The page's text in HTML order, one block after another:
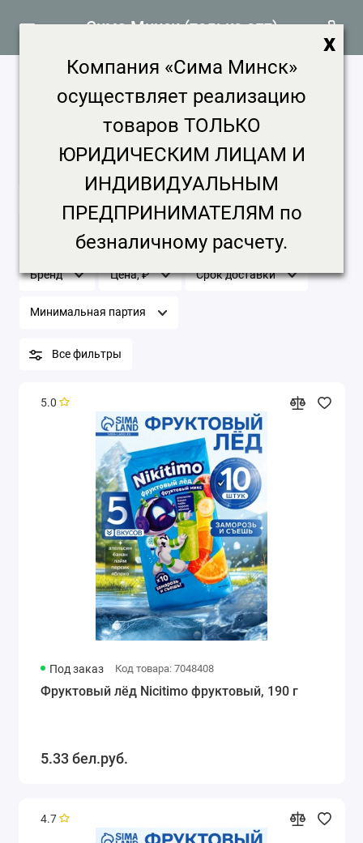
Сима Минск (только опт)
Безалкогольные напитки продажа,
цена в Минске
Продукты питания Безалкогольные напитки
Бренд Цена, ₽ Срок доставки
Минимальная партия
Все фильтры
5.0
Под заказ Код товара: 7048408
Фруктовый лёд Nicitimo фруктовый, 190 г
5.33 бел.руб.
4.7
x
Компания «Сима Минск»
осуществляет реализацию
товаров ТОЛЬКО
ЮРИДИЧЕСКИМ ЛИЦАМ И
ИНДИВИДУАЛЬНЫМ
ПРЕДПРИНИМАТЕЛЯМ по
безналичному расчету.